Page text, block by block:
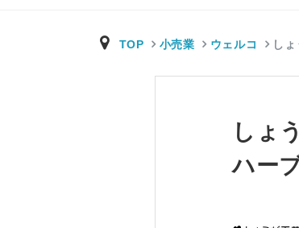
TOP 小売業 ウェルコ し
しょ
ハー